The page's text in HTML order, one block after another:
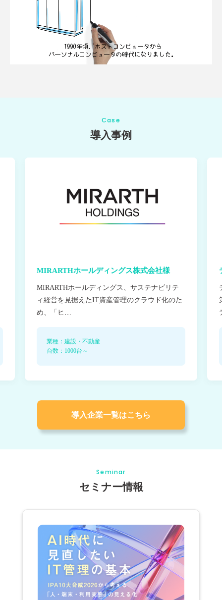
Case
導入事例
MIRARTHホールディングス株式会社様
MIRARTHホールディングス、サステナビリテ
ィ経営を見据えたIT資産管理のクラウド化のた
め、「ヒ …
業種：建設・不動産
台数：1000台～
導入企業一覧はこちら
Seminar
セミナー情報